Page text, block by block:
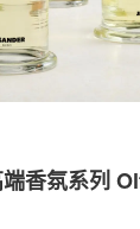
香氛系列